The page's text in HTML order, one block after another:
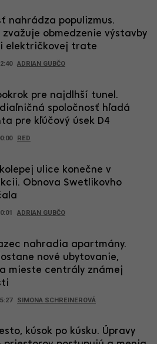
nahrádza populizmus.
zvažuje obmedzenie výstavby
električkovej trate
ADRIAN GUBČO
pre najdlhší tunel.
spoločnosť hľadá
pre kľúčový úsek D4
RED
ulice konečne v
Obnova Swetlikovho
ADRIAN GUBČO
nahradia apartmány.
nové ubytovanie,
mieste centrály známej
SIMONA SCHREINEROVÁ
kúsok po kúsku. Úpravy